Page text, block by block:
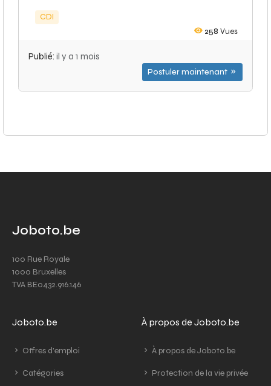
CDI
258 Vues
Publié: il y a 1 mois
Postuler maintenant
Joboto.be
100 Rue Royale
1000 Bruxelles
TVA BE0432.916.146
Joboto.be
Offres d'emploi
Catégories
À propos de Joboto.be
À propos de Joboto.be
Protection de la vie privée